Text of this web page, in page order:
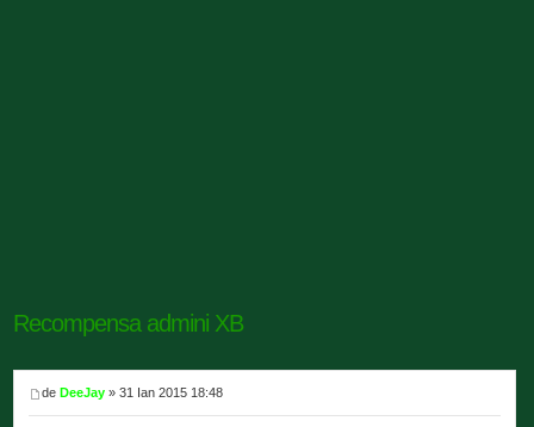
Recompensa admini XB
deDeeJay » 31 Ian 2015 18:48